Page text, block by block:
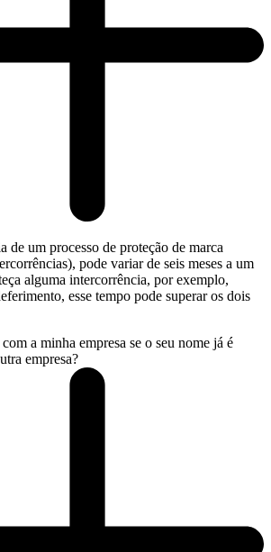
de um processo de proteção de marca
pode variar de seis meses a um
alguma intercorrência, por exemplo,
esse tempo pode superar os dois
a minha empresa se o seu nome já é
empresa?